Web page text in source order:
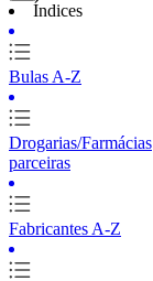
Índices
Bulas A-Z
Drogarias/Farmácias
parceiras
Fabricantes A-Z